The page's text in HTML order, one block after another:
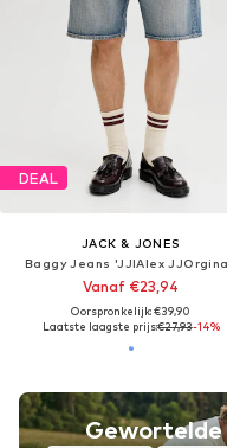
DEAL
JACK & JONES
Baggy Jeans 'JJIAlex
Vanaf €23,94
Oorspronkelijk: €39,90
Laatste laagste prijs:€27,93-14%
Gewortelde